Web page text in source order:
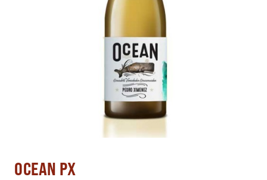
OCEAN PX